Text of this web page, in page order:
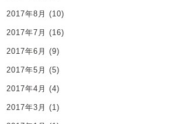
2017年8月 (10)
2017年7月 (16)
2017年6月 (9)
2017年5月 (5)
2017年4月 (4)
2017年3月 (1)